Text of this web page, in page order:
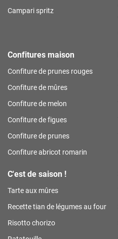
Campari spritz
Confitures maison
Confiture de prunes rouges
Confiture de mûres
Confiture de melon
Confiture de figues
Confiture de prunes
Confiture abricot romarin
C'est de saison !
Tarte aux mûres
Recette tian de légumes au four
Risotto chorizo